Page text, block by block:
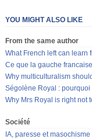
YOU MIGHT ALSO LIKE
From the same author
What French left can learn
Ce que la gauche
Why multiculturalism
Ségolène Royal :
Why Mrs Royal is right not
Société
IA, paresse et masochisme